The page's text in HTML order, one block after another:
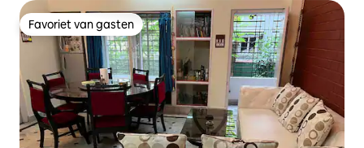
Favoriet van gasten
Favoriet van gasten